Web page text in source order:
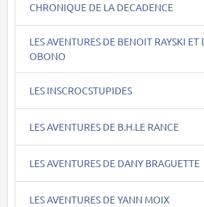
CHRONIQUE DE LA DECADENCE
LES AVENTURES DE BENOIT RAYSKI ET
OBONO
LES INSCROCSTUPIDES
LES AVENTURES DE B.H.LE RANCE
LES AVENTURES DE DANY BRAGUETTE
LES AVENTURES DE YANN MOIX